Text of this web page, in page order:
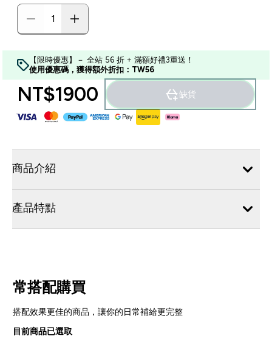
【限時優惠】－ 全站 56 折 + 滿額好禮3重送！
使用優惠碼，獲得額外折扣：TW56
NT$1900‎ 缺貨
商品介紹
產品特點
常搭配購買
搭配效果更佳的商品，讓你的日常補給更完整
目前商品已選取